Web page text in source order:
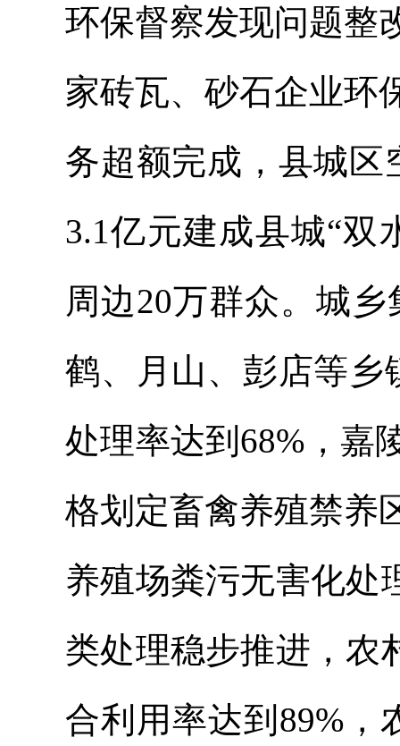
环保督察发现问题整
家砖瓦、砂石企业环
务超额完成，县城区
3.1亿元建成县城“双
周边20万群众。城
鹤、月山、彭店等乡
处理率达到68%，嘉
格划定畜禽养殖禁养
养殖场粪污无害化处
类处理稳步推进，农
合利用率达到89%，